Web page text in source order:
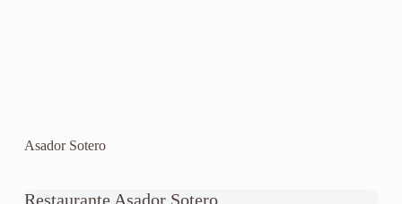
Asador Sotero
Restaurante Asador Sotero